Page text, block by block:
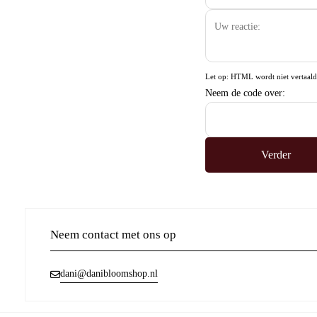
Let op: HTML wordt niet
Neem de code over:
Verder
Neem contact met ons op
dani@danibloomshop.nl